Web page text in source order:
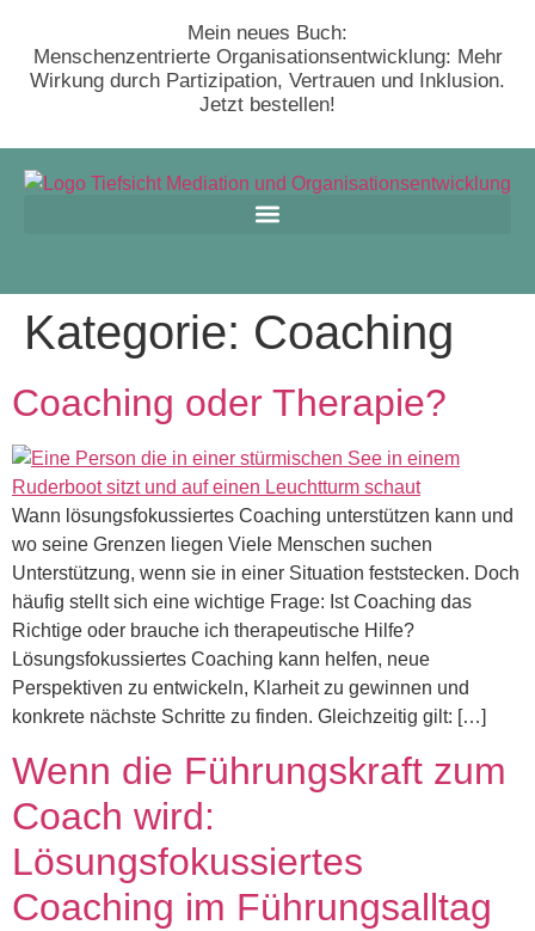
Mein neues Buch:
Menschenzentrierte Organisationsentwicklung: Mehr
Wirkung durch Partizipation, Vertrauen und Inklusion.
Jetzt bestellen!
Kategorie: Coaching
Coaching oder Therapie?
Wann lösungsfokussiertes Coaching unterstützen kann und
wo seine Grenzen liegen Viele Menschen suchen
Unterstützung, wenn sie in einer Situation feststecken. Doch
häufig stellt sich eine wichtige Frage: Ist Coaching das
Richtige oder brauche ich therapeutische Hilfe?
Lösungsfokussiertes Coaching kann helfen, neue
Perspektiven zu entwickeln, Klarheit zu gewinnen und
konkrete nächste Schritte zu finden. Gleichzeitig gilt: […]
Wenn die Führungskraft zum
Coach wird:
Lösungsfokussiertes
Coaching im Führungsalltag